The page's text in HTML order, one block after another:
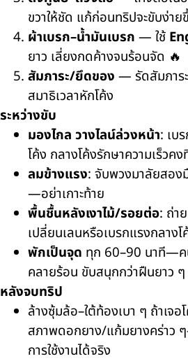
ขวาให้ชัด แก้ก่อนทริปจะขับง่าย
ผ้าเบรก–น้ำมันเบรก — ใช้
ยาว เลี่ยงกดค้างจนร้อนจัด 🔥
สัมภาระ/ยึดของ — รัดสัมภาร
สมาธิเวลาหักโค้ง
ระหว่างขับ
มองไกล วางไลน์ล่วงหน้า: เบ
โค้ง กลางโค้งรักษาความเร็วคง
ลมข้างแรง: จับพวงมาลัยสอง
—อย่าเกาะท้าย
พื้นชื้นหลังเงาไม้/รอยต่อ: ถ่า
เปลี่ยนเลนหรือเบรกแรงกลางโ
พักเป็นจุด ทุก 60–90 นาที—ค
คลายร้อน ขับสนุกกว่าฝืนยาว ๆ
หลังจบทริป
ล้างซุ้มล้อ–ใต้ท้องเบา ๆ ถ้าเจ
สภาพดอกยาง/แก้มยางคร่าว
การใช้งานได้จริง